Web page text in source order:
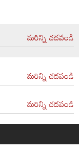
మరిన్ని చదవండి
మరిన్ని చదవండి
మరిన్ని చదవండి